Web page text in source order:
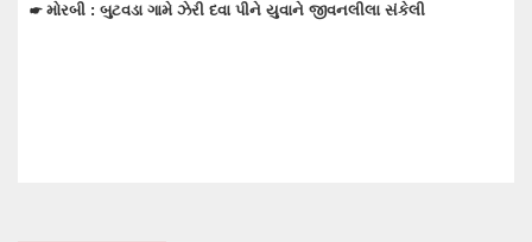
☛ વાંકાનેરમાં પેટમાં દુખાવો ઉપડતા સારવારમાં ખસેડાયેલ મહિલાને